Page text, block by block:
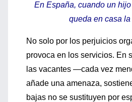
En España, cuando un
queda en casa la
No solo por los perjuicios
provoca en los servicios. En
las vacantes —cada vez
añade una amenaza,
bajas no se sustituyen por